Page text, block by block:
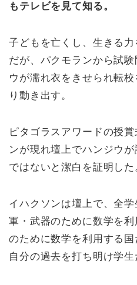
もテレビを見て知る。
子どもを亡くし、生きる
だが、パクモランから試
ウが濡れ衣をきせられ転
り動き出す。
ピタゴラスアワードの授
ンが現れ壇上でハンジウ
ではないと潔白を証明した
イハクソンは壇上で、全
軍・武器のために数学を
のために数学を利用する
自分の過去を打ち明け学生